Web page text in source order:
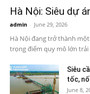
Hà Nội: Siêu dự
admin - June 29, 2026
Hà Nội đang trở thành
trọng điểm quy mô lớn
Siêu
tốc,
June 8,